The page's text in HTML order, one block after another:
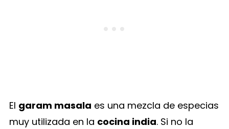
El garam masala es una mezcla de especias
muy utilizada en la cocina india. Si no la